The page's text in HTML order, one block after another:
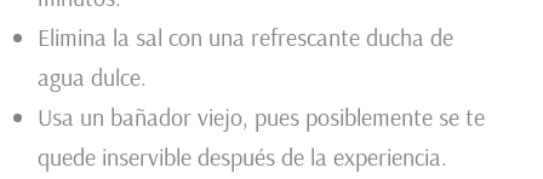
Elimina la sal con una refrescante ducha de
agua dulce.
Usa un bañador viejo, pues posiblemente se te
quede inservible después de la experiencia.